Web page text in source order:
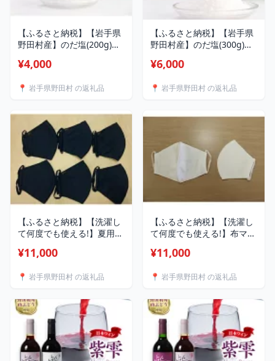
【ふるさと納税】【岩手県
野田村産】のだ塩(200g)
¥4,000
📍 岩手県野田村 の返礼品
【ふるさと納税】【岩手県
野田村産】のだ塩(300g)
¥6,000
📍 岩手県野田村 の返礼品
【ふるさと納税】【洗濯し
て何度でも使える!】夏用布
【1124297】
¥11,000
📍 岩手県野田村 の返礼品
【ふるさと納税】【洗濯し
て何度でも使える!】布マス
【1114148】
¥11,000
📍 岩手県野田村 の返礼品